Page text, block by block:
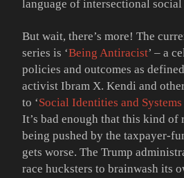
language of intersectional
But wait, there’s more! The
series is ‘Being Antiracist’ – a
policies and outcomes as
activist Ibram X. Kendi and
to ‘Social Identities and
It’s bad enough that this kind of
being pushed by the taxpayer-
gets worse. The Trump
race hucksters to brainwash its